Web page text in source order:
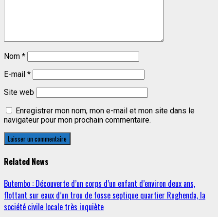
Nom *
E-mail *
Site web
Enregistrer mon nom, mon e-mail et mon site dans le
navigateur pour mon prochain commentaire.
Related News
Butembo : Découverte d’un corps d’un enfant d’environ deux ans,
flottant sur eaux d’un trou de fosse septique quartier Rughenda, la
société civile locale très inquiète